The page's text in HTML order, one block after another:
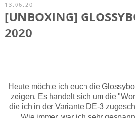
13.06.20
[UNBOXING]
2020
Heute möchte ich euch die
zeigen. Es handelt sich um die
die ich in der Variante DE-3